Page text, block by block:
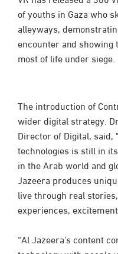
of youths in Gaza who
alleyways,
encounter and
most of life under siege.
The introduction of
wider digital strategy.
Director of Digital, said,
technologies is still in
in the Arab world and
Jazeera produces
live through real
experiences,
“Al Jazeera’s content